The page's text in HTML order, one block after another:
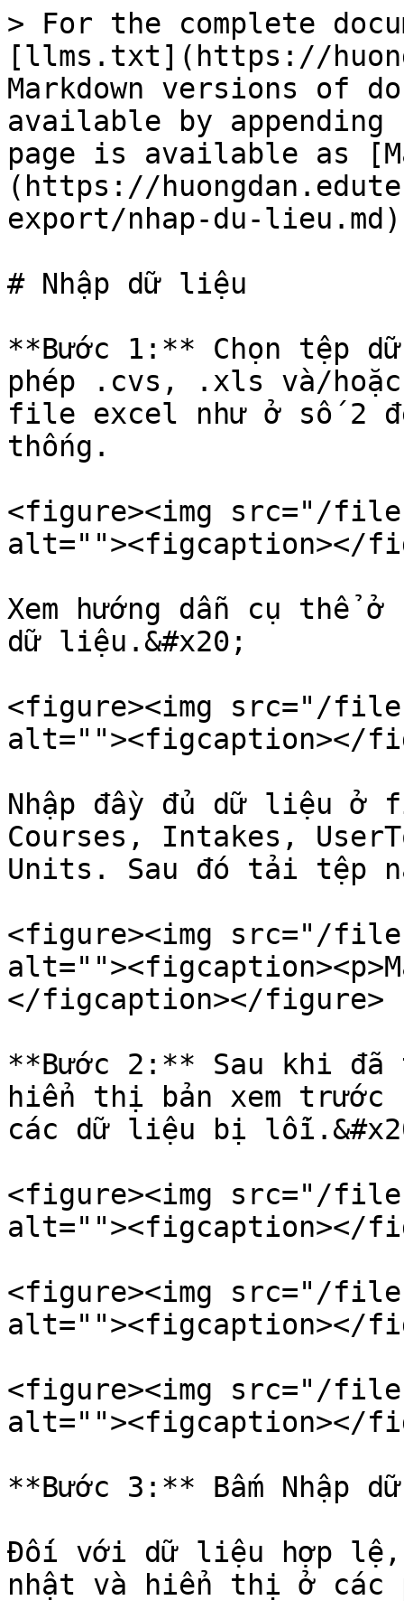
> For the complete
[llms.txt](https://
Markdown versions of
available by
page is available as
(https://
export/nhap-du-
# Nhập dữ liệu
**Bước 1:** Chọn tệp
phép .cvs, .xls và/
file excel như ở số 2
thống.
<figure><img src="/files/
alt=""><figcaption></
Xem hướng dẫn cụ thể ở
dữ liệu.&#x20;
<figure><img src="/files/
alt=""><figcaption></
Nhập đầy đủ dữ liệu ở
Courses, Intakes,
Units. Sau đó tải tệp
<figure><img src="/
</figcaption></figure>
**Bước 2:** Sau khi
hiển thị bản xem
các dữ liệu bị
<figure><img src="/files/
alt=""><figcaption></
<figure><img src="/files/
alt=""><figcaption></
<figure><img src="/
alt=""><figcaption></
**Bước 3:** Bấm Nhập
Đối với dữ liệu hợp lệ,
nhật và hiển thị ở các